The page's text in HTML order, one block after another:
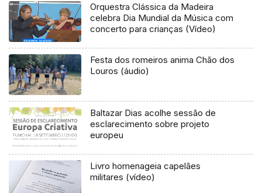
Orquestra Clássica da Madeira
celebra Dia Mundial da Música com
concerto para crianças (Vídeo)
Festa dos romeiros anima Chão dos
Louros (áudio)
Baltazar Dias acolhe sessão de
esclarecimento sobre projeto
europeu
Livro homenageia capelães
militares (vídeo)